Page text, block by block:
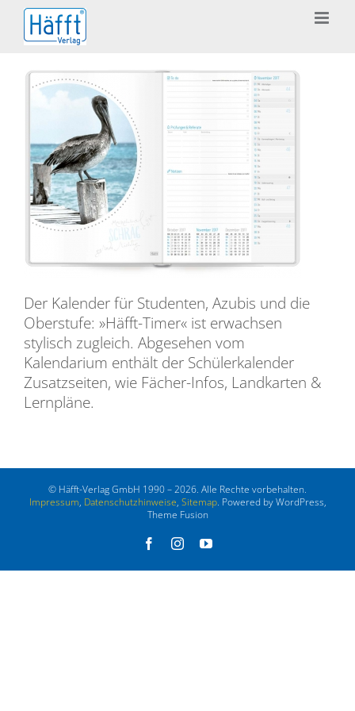
Zum
Inhalt
springen
Der Kalender für Studenten, Azubis und die
Oberstufe: »Häfft-Timer« ist erwachsen
stylisch zugleich. Abgesehen vom
Kalendarium enthält der Schülerkalender
Zusatzseiten, wie Fächer-Infos, Landkarten &
Lernpläne.
© Häfft-Verlag GmbH 1990 – 2026. Alle Rechte vorbehalten.
Impressum, Datenschutzhinweise, Sitemap. Powered by WordPress,
Theme Fusion
FacebookInstagramYouTube